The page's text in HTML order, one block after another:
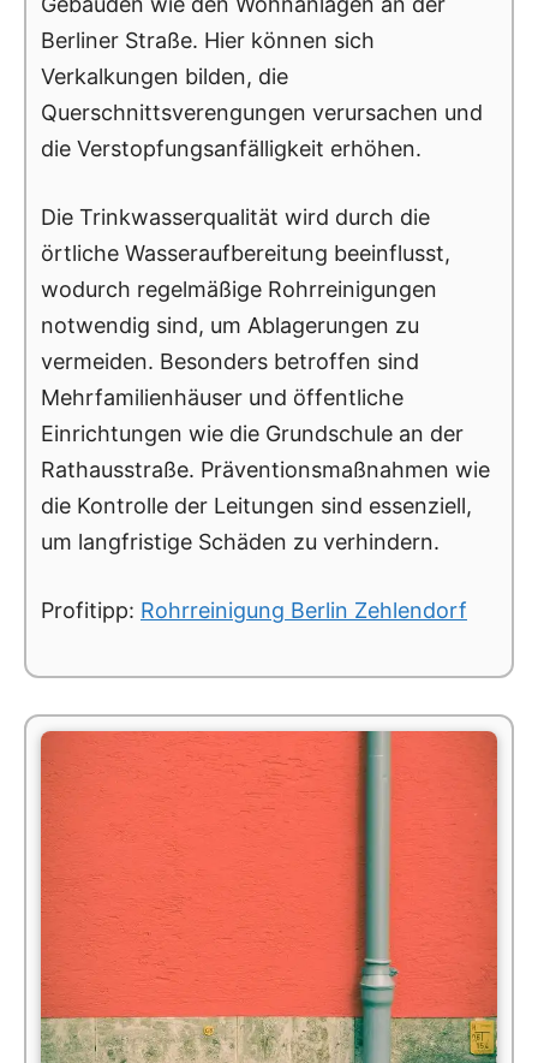
Berliner Straße. Hier können sich
Verkalkungen bilden, die
Querschnittsverengungen verursachen und
die Verstopfungsanfälligkeit erhöhen.
Die Trinkwasserqualität wird durch die
örtliche Wasseraufbereitung beeinflusst,
wodurch regelmäßige Rohrreinigungen
notwendig sind, um Ablagerungen zu
vermeiden. Besonders betroffen sind
Mehrfamilienhäuser und öffentliche
Einrichtungen wie die Grundschule an der
Rathausstraße. Präventionsmaßnahmen wie
die Kontrolle der Leitungen sind essenziell,
um langfristige Schäden zu verhindern.
Profitipp: Rohrreinigung Berlin Zehlendorf